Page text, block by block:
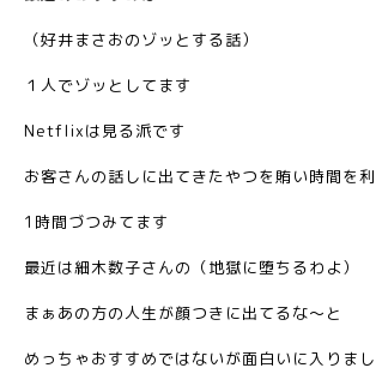
（好井まさおのゾッとする話）
１人でゾッとしてます
Netflixは見る派です
お客さんの話しに出てきたやつを賄い時間を
1時間づつみてます
最近は細木数子さんの（地獄に堕ちるわよ）
まぁあの方の人生が顔つきに出てるな〜と
めっちゃおすすめではないが面白いに入りま